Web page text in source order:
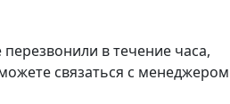
перезвонили в течение часа,
связаться с менеджером